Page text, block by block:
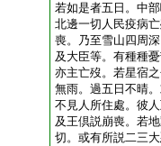
若如是者五日。中
北邊一切人民疫病
喪。乃至雪山四周
及大臣等。有種種
亦主亡歿。若星宿
無雨。過五日不晴
不見人所住處。彼
及王倶説崩喪。若
切。或有所説二三